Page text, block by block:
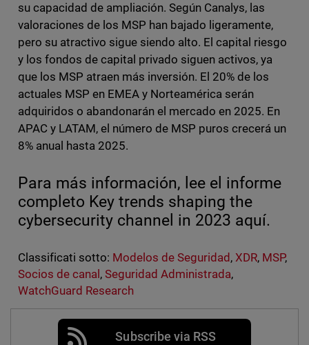
su capacidad de ampliación. Según Canalys, las
valoraciones de los MSP han bajado ligeramente,
pero su atractivo sigue siendo alto. El capital riesgo
y los fondos de capital privado siguen activos, ya
que los MSP atraen más inversión. El 20% de los
actuales MSP en EMEA y Norteamérica serán
adquiridos o abandonarán el mercado en 2025. En
APAC y LATAM, el número de MSP puros crecerá un
8% anual hasta 2025.
Para más información, lee el informe
completo Key trends shaping the
cybersecurity channel in 2023 aquí.
Classificati sotto: Modelos de Seguridad ,XDR, MSP,
Socios de canal , Seguridad Administrada,
WatchGuard Research
Subscribe via RSS